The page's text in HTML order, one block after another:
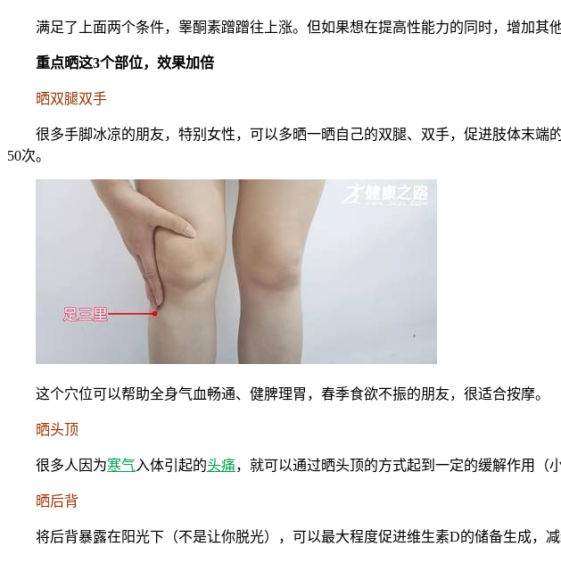
满足了上面两个条件，睾酮素蹭蹭往上涨。但如果想在提高性能力的同时，增加其
重点晒这3个部位，效果加倍
晒双腿双手
很多手脚冰凉的朋友，特别女性，可以多晒一晒自己的双腿、双手，促进肢体末端
50次。
这个穴位可以帮助全身气血畅通、健脾理胃，春季食欲不振的朋友，很适合按摩。
晒头顶
很多人因为寒气 入体引起的头痛，就可以通过晒头顶的方式起到一定的缓解作用（
晒后背
将后背暴露在阳光下（不是让你脱光），可以最大程度促进维生素D的储备生成，